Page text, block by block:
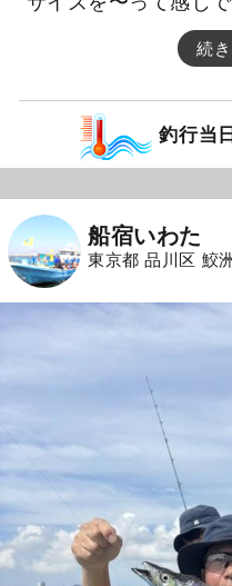
続
釣行当
船宿いわた
東京都 品川区 鮫